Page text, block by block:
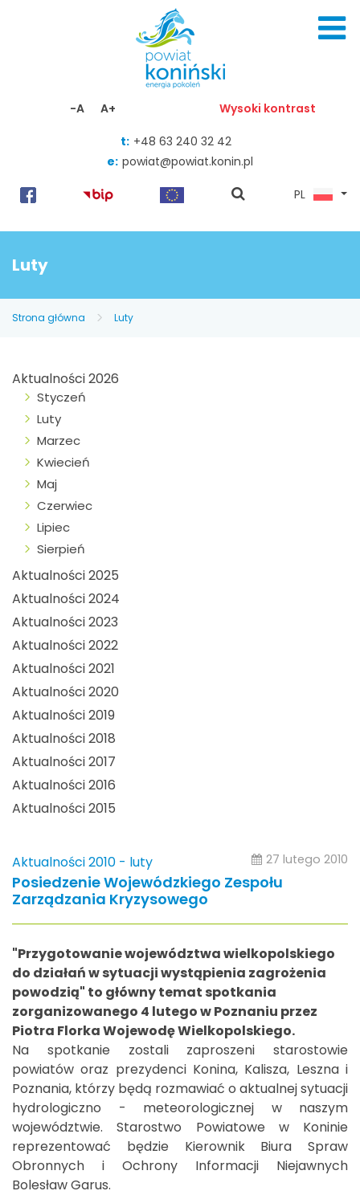
-A A+ Wysoki kontrast
t: +48 63 240 32 42
e: powiat@powiat.konin.pl
pokaż
PL
Luty
Strona główna Luty
Aktualności 2026
Styczeń
Luty
Marzec
Kwiecień
Maj
Czerwiec
Lipiec
Sierpień
Aktualności 2025
Aktualności 2024
Aktualności 2023
Aktualności 2022
Aktualności 2021
Aktualności 2020
Aktualności 2019
Aktualności 2018
Aktualności 2017
Aktualności 2016
Aktualności 2015
Aktualności 2010 - luty 27 lutego 2010
Posiedzenie Wojewódzkiego Zespołu
Zarządzania Kryzysowego
"Przygotowanie województwa wielkopolskiego
do działań w sytuacji wystąpienia zagrożenia
powodzią" to główny temat spotkania
zorganizowanego 4 lutego w Poznaniu przez
Piotra Florka Wojewodę Wielkopolskiego.
Na spotkanie zostali zaproszeni starostowie
powiatów oraz prezydenci Konina, Kalisza, Leszna i
Poznania, którzy będą rozmawiać o aktualnej sytuacji
hydrologiczno - meteorologicznej w naszym
województwie. Starostwo Powiatowe w Koninie
reprezentować będzie Kierownik Biura Spraw
Obronnych i Ochrony Informacji Niejawnych
Bolesław Garus.